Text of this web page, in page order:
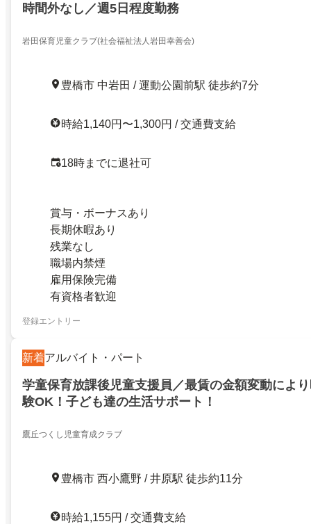
時間外なし／週5日程度勤務
岩田保育児童クラブ(社会福祉法人岩田幸善会)
豊橋市 中岩田 / 運動公園前駅 徒歩約7分
時給1,140円〜1,300円 / 交通費支給
18時までに退社可
賞与・ボーナスあり
長期休暇あり
残業なし
職場内禁煙
雇用保険完備
有資格者歓迎
登録エントリー
新着アルバイト・パート
学童保育放課後児童支援員／最賃の金額変動によ
験OK！子ども達の生活サポート！
鷹丘つくし児童育成クラブ
豊橋市 西小鷹野 / 井原駅 徒歩約11分
時給1,155円 / 交通費支給